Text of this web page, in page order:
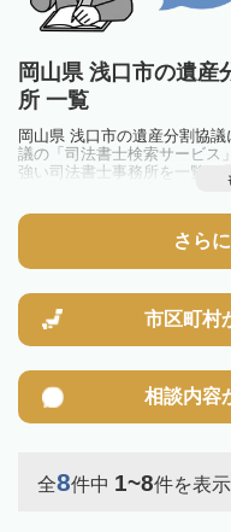
岡山県 浅口市の遺産
所 一覧
岡山県 浅口市の遺産分割協
議の「司法書士検索サービス
強い司法書士事務所を一覧で
悩みを抱えている方は一度近
さら
市区町村
相談内容
全8件中 1~8件を表示